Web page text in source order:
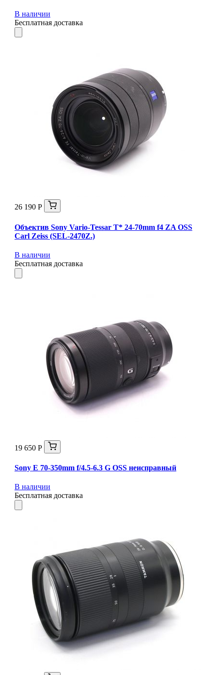
В наличии
Бесплатная доставка
26 190 Р
Объектив Sony Vario-Tessar T* 24-70mm f4 ZA OSS
Carl Zeiss (SEL-2470Z.)
В наличии
Бесплатная доставка
19 650 Р
Sony E 70-350mm f/4.5-6.3 G OSS неисправный
В наличии
Бесплатная доставка